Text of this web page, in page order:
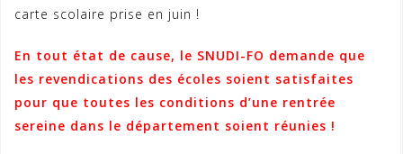
carte scolaire prise en juin !
En tout état de cause, le SNUDI-FO demande que
les revendications des écoles soient satisfaites
pour que toutes les conditions d’une rentrée
sereine dans le département soient réunies !